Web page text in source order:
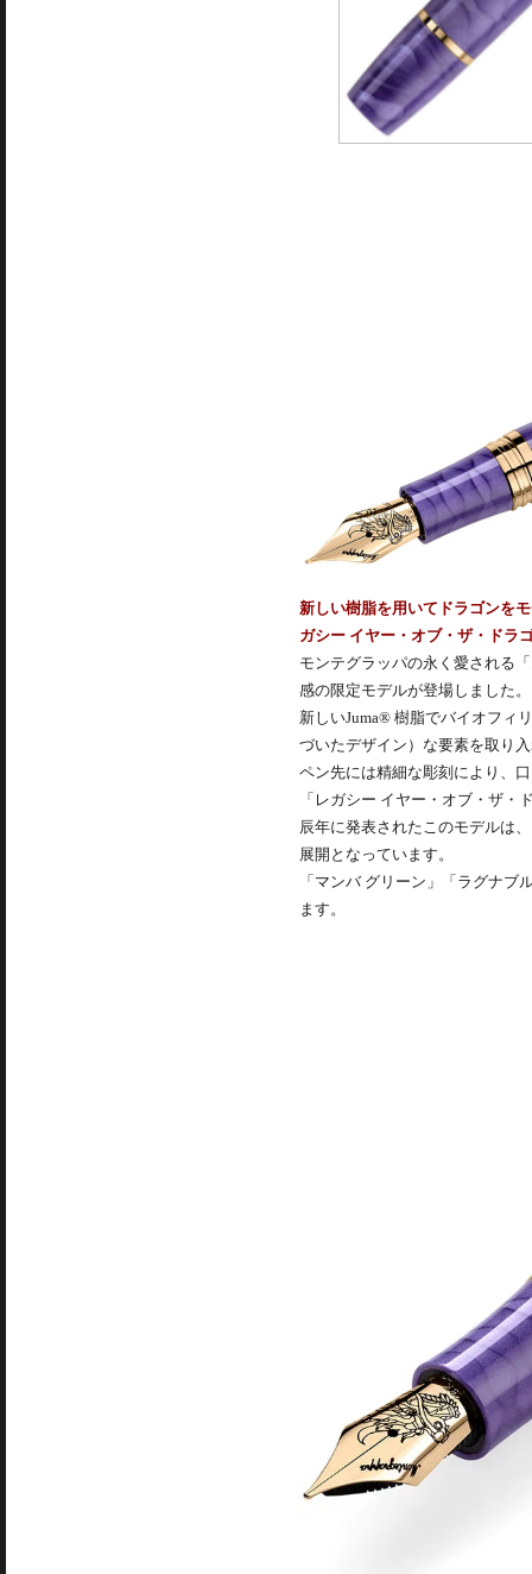
新しい樹脂を用いてドラゴンを
ガシー イヤー・オブ・ザ・ドラ
モンテグラッパの永く愛される
感の限定モデルが登場しました。
新しいJuma® 樹脂でバイオフィ
づいたデザイン）な要素を取り
ペン先には精細な彫刻により、
「レガシー イヤー・オブ・ザ
辰年に発表されたこのモデルは
展開となっています。
「マンバ グリーン」「ラグナ
ます。